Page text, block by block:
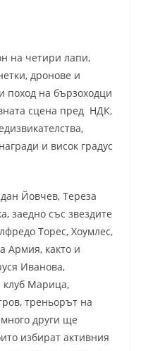
на четири лапи,
дронове и
поход на бързоходци
сцена пред НДК,
и висок градус
Йовчев, Тереза
заедно със звездите
Торес, Хоумлес,
Армия, както и
Иванова,
клуб Марица,
треньорът на
други ще
избират активния